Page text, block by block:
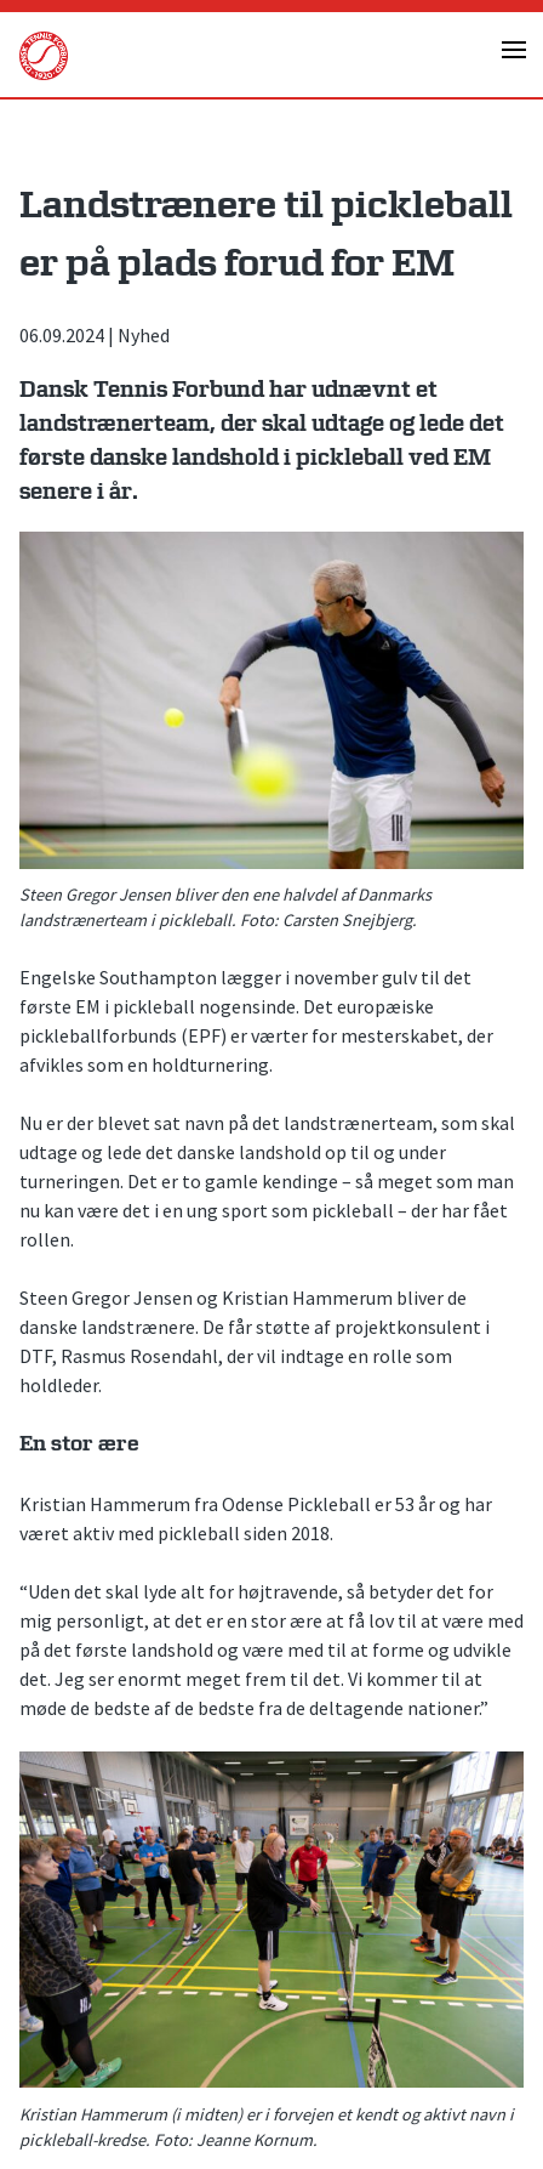
Skip
content
Landstrænere til pickleball
er på plads forud for EM
06.09.2024 | Nyhed
Dansk Tennis Forbund har udnævnt et
landstrænerteam, der skal udtage og lede det
første danske landshold i pickleball ved EM
senere i år.
Steen Gregor Jensen bliver den ene halvdel af Danmarks
landstrænerteam i pickleball. Foto: Carsten Snejbjerg.
Engelske Southampton lægger i november gulv til det
første EM i pickleball nogensinde. Det europæiske
pickleballforbunds (EPF) er værter for mesterskabet, der
afvikles som en holdturnering.
Nu er der blevet sat navn på det landstrænerteam, som skal
udtage og lede det danske landshold op til og under
turneringen. Det er to gamle kendinge – så meget som man
nu kan være det i en ung sport som pickleball – der har fået
rollen.
Steen Gregor Jensen og Kristian Hammerum bliver de
danske landstrænere. De får støtte af projektkonsulent i
DTF, Rasmus Rosendahl, der vil indtage en rolle som
holdleder.
En stor ære
Kristian Hammerum fra Odense Pickleball er 53 år og har
været aktiv med pickleball siden 2018.
“Uden det skal lyde alt for højtravende, så betyder det for
mig personligt, at det er en stor ære at få lov til at være med
på det første landshold og være med til at forme og udvikle
det. Jeg ser enormt meget frem til det. Vi kommer til at
møde de bedste af de bedste fra de deltagende nationer.”
Kristian Hammerum (i midten) er i forvejen et kendt og aktivt navn i
pickleball-kredse. Foto: Jeanne Kornum.